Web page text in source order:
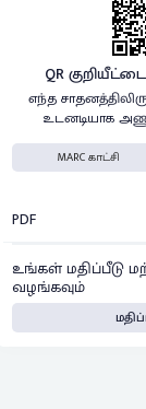
QR
எந்த
உடனடியாக
MARC காட்சி
PDF
உங்கள் மதிப்பீடு
வழங்கவும்